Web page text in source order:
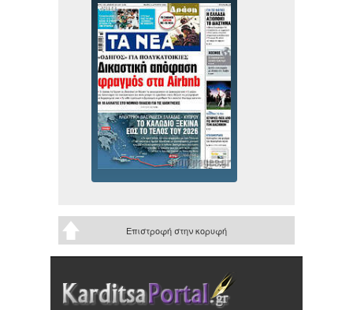
Επιστροφή στην κορυφή